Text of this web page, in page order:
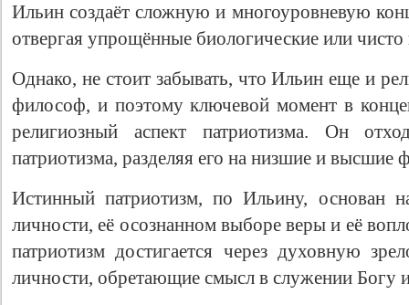
Ильин создаёт сложную и многоуровневую
отвергая упрощённые биологические или
Однако, не стоит забывать, что Ильин еще и
философ, и поэтому ключевой момент в
религиозный аспект патриотизма. Он
патриотизма, разделяя его на низшие и высшие
Истинный патриотизм, по Ильину, основан
личности, её осознанном выборе веры и её
патриотизм достигается через духовную
личности, обретающие смысл в служении Богу